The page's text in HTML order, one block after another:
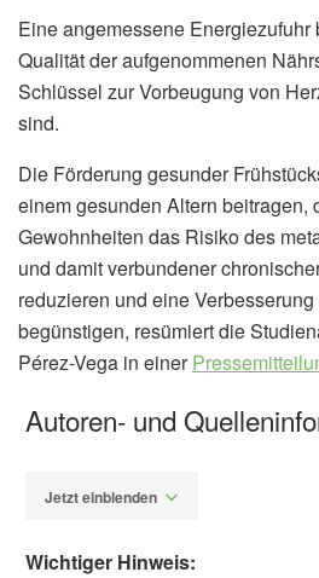
Eine angemessene Energiezufuhr
Qualität der aufgenommenen
Schlüssel zur Vorbeugung von
sind.
Die Förderung gesunder
einem gesunden Altern beitragen,
Gewohnheiten das Risiko des
und damit verbundener
reduzieren und eine
begünstigen, resümiert die
Pérez-Vega in einer
Autoren- und
Jetzt einblenden
Wichtiger Hinweis: